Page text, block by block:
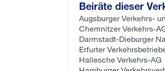
Beiräte dieser
Augsburger Verkehrs-
Chemnitzer Verkehrs-
Darmstadt-Dieburger
Erfurter
Hallesche Verkehrs-AG